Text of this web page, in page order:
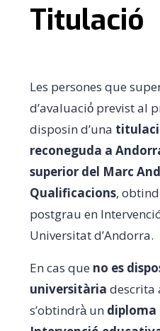
Titulació
Les persones que
d’avaluació́ previst al
disposin d’una
reconeguda a
superior del Marc
Qualificacions,
postgrau en
Universitat d’Andorra.
En cas que no es
universitària descrita
s’obtindrà̀ un diploma